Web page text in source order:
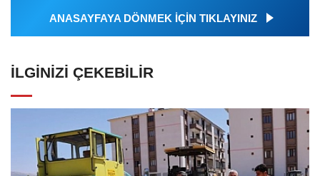
ANASAYFAYA DÖNMEK İÇİN TIKLAYINIZ
İLGINIZI ÇEKEBILIR